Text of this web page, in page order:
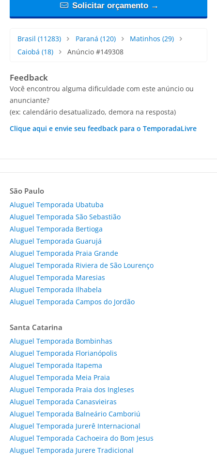
Solicitar orçamento →
Brasil (11283) Paraná (120) Matinhos (29)
Caiobá (18) Anúncio #149308
Feedback
Você encontrou alguma dificuldade com este anúncio ou
anunciante?
(ex: calendário desatualizado, demora na resposta)
Clique aqui e envie seu feedback para o TemporadaLivre
São Paulo
Aluguel Temporada Ubatuba
Aluguel Temporada São Sebastião
Aluguel Temporada Bertioga
Aluguel Temporada Guarujá
Aluguel Temporada Praia Grande
Aluguel Temporada Riviera de São Lourenço
Aluguel Temporada Maresias
Aluguel Temporada Ilhabela
Aluguel Temporada Campos do Jordão
Santa Catarina
Aluguel Temporada Bombinhas
Aluguel Temporada Florianópolis
Aluguel Temporada Itapema
Aluguel Temporada Meia Praia
Aluguel Temporada Praia dos Ingleses
Aluguel Temporada Canasvieiras
Aluguel Temporada Balneário Camboriú
Aluguel Temporada Jurerê Internacional
Aluguel Temporada Cachoeira do Bom Jesus
Aluguel Temporada Jurere Tradicional